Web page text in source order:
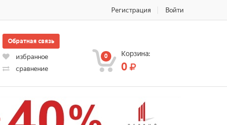
Регистрация Войти
Обратная связь
избранное
сравнение
0 Корзина:
0